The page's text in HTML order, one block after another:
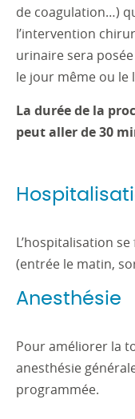
de coagulation…)
l’intervention
urinaire sera
le jour même ou le
La durée de la
peut aller de 30
L’hospitalisation se
(entrée le matin,
Anesthésie
Pour améliorer la
anesthésie
programmée.